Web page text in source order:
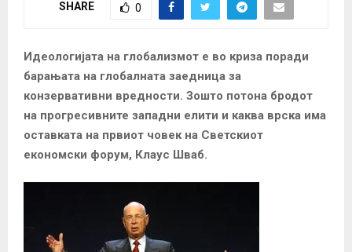
SHARE 0
Идеологијата на глобализмот е во криза поради
барањата на глобалната заедница за
конзервативни вредности. Зошто потона бродот
на прогресивните западни елити и каква врска има
оставката на првиот човек на Светскиот
економски форум, Клаус Шваб.